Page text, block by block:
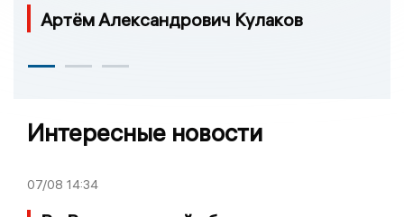
Артём Александрович Кулаков
Интересные новости
07/08 14:34